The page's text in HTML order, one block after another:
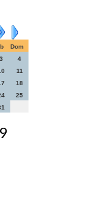
Dom
3
4
11
18
25